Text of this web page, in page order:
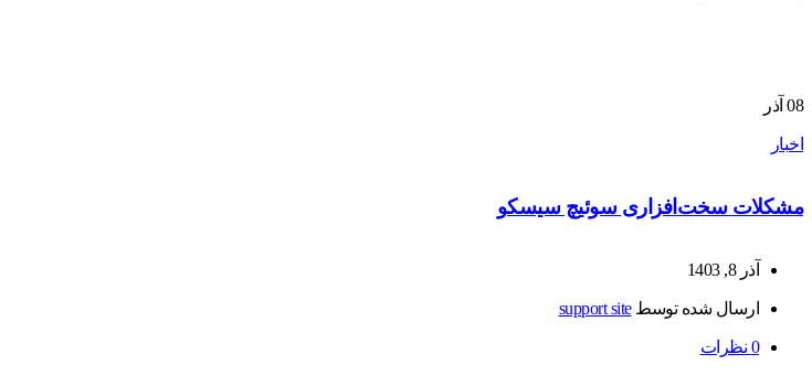
08 آذر
اخبار
مشکلات سخت‌افزاری سوئیچ سیسکو
آذر 8, 1403
ارسال شده توسطsupport site
0 نظرات